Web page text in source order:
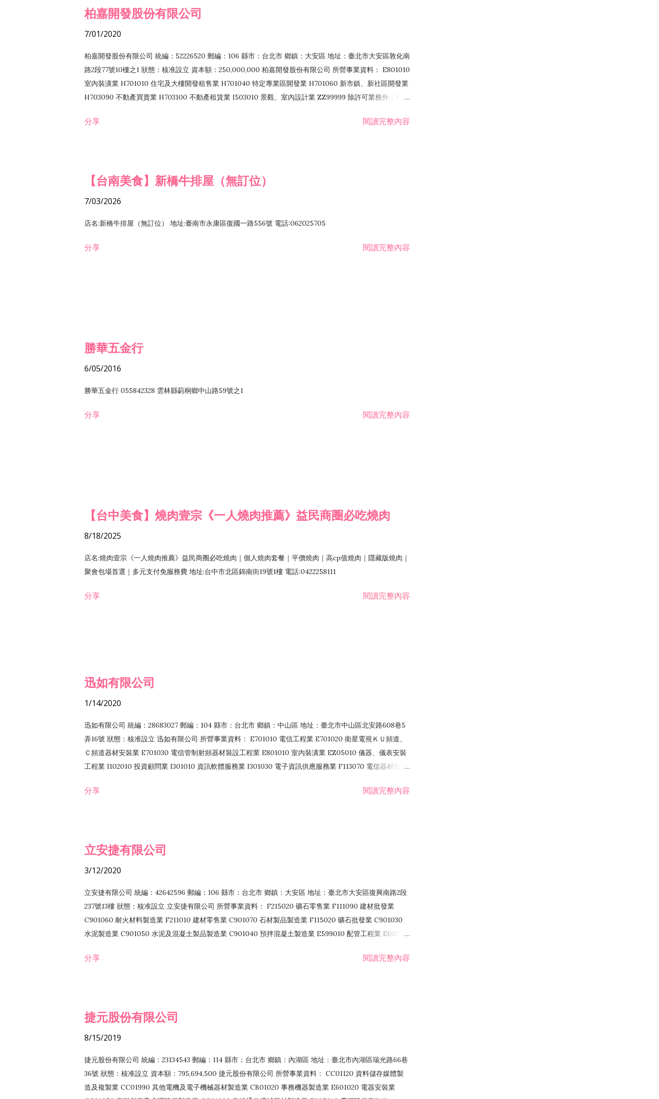
柏嘉開發股份有限公司
7/01/2020
柏嘉開發股份有限公司 統編：52226520 郵編：106 縣市：台北市 鄉鎮：大安區 地址：臺北市大安區敦化南
路2段77號10樓之1 狀態：核准設立 資本額：250,000,000 柏嘉開發股份有限公司 所營事業資料： E801010
室內裝潢業 H701010 住宅及大樓開發租售業 H701040 特定專業區開發業 H701060 新市鎮、新社區開發業
H703090 不動產買賣業 H703100 不動產租賃業 I503010 景觀、室內設計業 ZZ99999 除許可業務外，得經
分享 閱讀完整內容
【台南美食】新橋牛排屋（無訂位）
7/03/2026
店名:新橋牛排屋（無訂位） 地址:臺南市永康區復國一路556號 電話:062025705
分享 閱讀完整內容
勝華五金行
6/05/2016
勝華五金行 055842328 雲林縣莿桐鄉中山路59號之1
分享 閱讀完整內容
【台中美食】燒肉壹宗《一人燒肉推薦》益民商圈必吃燒肉
8/18/2025
店名:燒肉壹宗《一人燒肉推薦》益民商圈必吃燒肉｜個人燒肉套餐｜平價燒肉｜高cp值燒肉｜隱藏版燒肉｜
聚會包場首選｜多元支付免服務費 地址:台中市北區錦南街19號1樓 電話:0422258111
分享 閱讀完整內容
迅如有限公司
1/14/2020
迅如有限公司 統編：28683027 郵編：104 縣市：台北市 鄉鎮：中山區 地址：臺北市中山區北安路608巷5
弄16號 狀態：核准設立 迅如有限公司 所營事業資料： E701010 電信工程業 E701020 衛星電視ＫＵ頻道、
Ｃ頻道器材安裝業 E701030 電信管制射頻器材裝設工程業 E801010 室內裝潢業 EZ05010 儀器、儀表安裝
工程業 I102010 投資顧問業 I301010 資訊軟體服務業 I301030 電子資訊供應服務業 F113070 電信器材批發
務 F102030 菸酒批發業 F203020 菸酒零售業 F401171 酒類輸入業
分享 閱讀完整內容
立安捷有限公司
3/12/2020
立安捷有限公司 統編：42642596 郵編：106 縣市：台北市 鄉鎮：大安區 地址：臺北市大安區復興南路2段
237號13樓 狀態：核准設立 立安捷有限公司 所營事業資料： F215020 礦石零售業 F111090 建材批發業
C901060 耐火材料製造業 F211010 建材零售業 C901070 石材製品製造業 F115020 礦石批發業 C901030
水泥製造業 C901050 水泥及混凝土製品製造業 C901040 預拌混凝土製造業 E599010 配管工程業 E603110
EZ99990 其他工程業 F102170 食品什貨批發業 F106020 日常用品批發業 F108031 醫療器材批發業
分享 閱讀完整內容
捷元股份有限公司
8/15/2019
捷元股份有限公司 統編：23134543 郵編：114 縣市：台北市 鄉鎮：內湖區 地址：臺北市內湖區瑞光路66巷
36號 狀態：核准設立 資本額：795,694,500 捷元股份有限公司 所營事業資料： CC01120 資料儲存媒體製
造及複製業 CC01990 其他電機及電子機械器材製造業 CB01020 事務機器製造業 E601020 電器安裝業